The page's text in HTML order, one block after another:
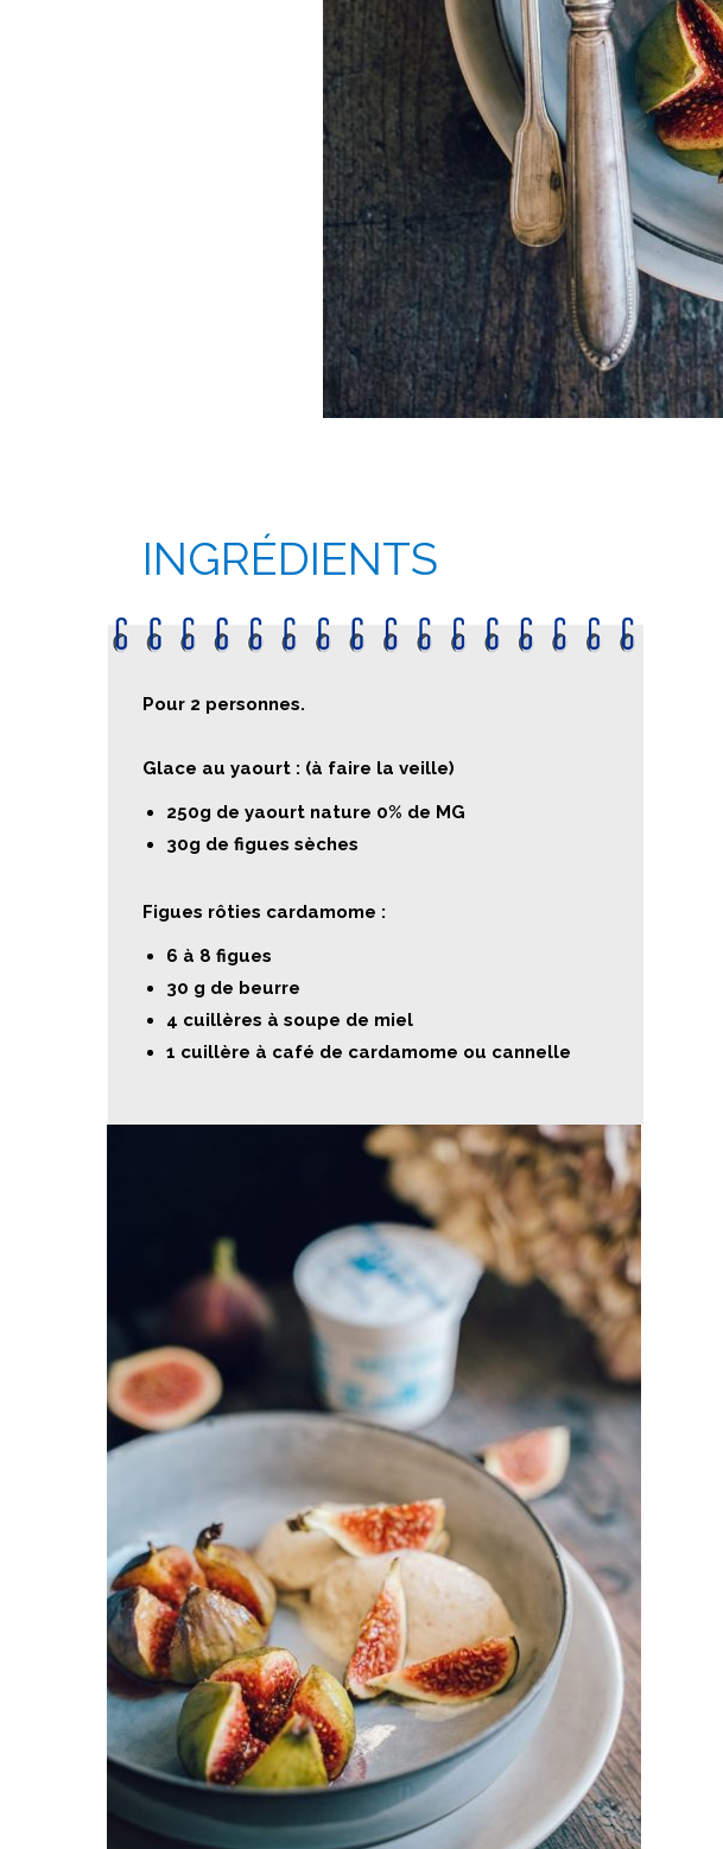
INGRÉDIENTS
Pour 2 personnes.
Glace au yaourt : (à faire la veille)
250g de yaourt nature 0% de MG
30g de figues sèches
Figues rôties cardamome :
6 à 8 figues
30 g de beurre
4 cuillères à soupe de miel
1 cuillère à café de cardamome ou cannelle